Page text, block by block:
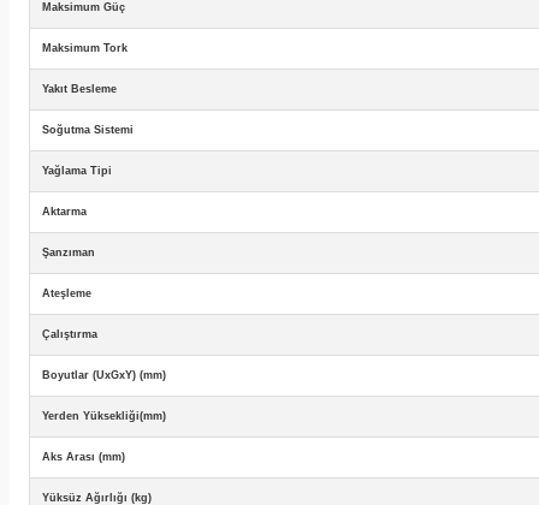
Maksimum Güç
Maksimum Tork
Yakıt Besleme
Soğutma Sistemi
Yağlama Tipi
Aktarma
Şanzıman
Ateşleme
Çalıştırma
Boyutlar (UxGxY) (mm)
Yerden Yüksekliği(mm)
Aks Arası (mm)
Yüksüz Ağırlığı (kg)